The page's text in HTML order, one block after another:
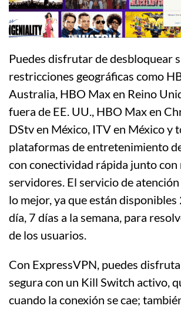
Puedes disfrutar de desbloquear
restricciones geográficas como
Australia, HBO Max en Reino
fuera de EE. UU., HBO Max en
DStv en México, ITV en México y
plataformas de entretenimiento
con conectividad rápida junto con
servidores. El servicio de
lo mejor, ya que están disponibles
día, 7 días a la semana, para
de los usuarios.
Con ExpressVPN, puedes
segura con un Kill Switch activo,
cuando la conexión se cae;